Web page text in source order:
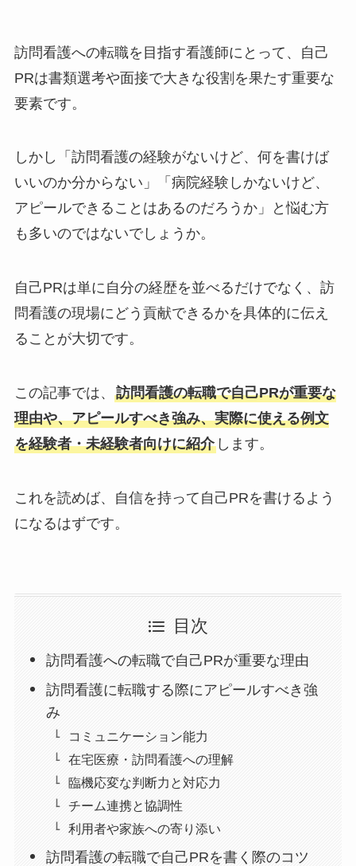
訪問看護への転職を目指す看護師にとって、自己
PRは書類選考や面接で大きな役割を果たす重要な
要素です。
しかし「訪問看護の経験がないけど、何を書けば
いいのか分からない」「病院経験しかないけど、
アピールできることはあるのだろうか」と悩む方
も多いのではないでしょうか。
自己PRは単に自分の経歴を並べるだけでなく、訪
問看護の現場にどう貢献できるかを具体的に伝え
ることが大切です。
この記事では、 訪問看護の転職で自己PRが重要な
理由や、アピールすべき強み、実際に使える例文
を経験者・未経験者向けに紹介します。
これを読めば、自信を持って自己PRを書けるよう
になるはずです。
目次
訪問看護への転職で自己PRが重要な理由
訪問看護に転職する際にアピールすべき強
み
コミュニケーション能力
在宅医療・訪問看護への理解
臨機応変な判断力と対応力
チーム連携と協調性
利用者や家族への寄り添い
訪問看護の転職で自己PRを書く際のコツ